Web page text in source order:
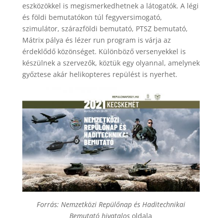
eszközökkel is megismerkedhetnek a látogatók. A légi
és földi bemutatókon túl fegyversimogató,
szimulátor, szárazföldi bemutató, PTSZ bemutató,
Mátrix pálya és lézer run program is várja az
érdeklődő közönséget. Különböző versenyekkel is
készülnek a szervezők, köztük egy olyannal, amelynek
győztese akár helikopteres repülést is nyerhet.
Forrás: Nemzetközi Repülőnap és Haditechnikai
Bemutató hivatalos oldala